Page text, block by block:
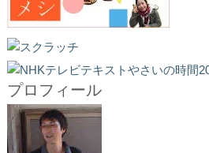
プロフィール